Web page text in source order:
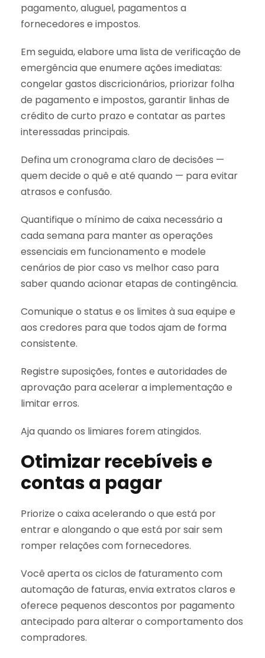
pagamento, aluguel, pagamentos a
fornecedores e impostos.
Em seguida, elabore uma lista de verificação de
emergência que enumere ações imediatas:
congelar gastos discricionários, priorizar folha
de pagamento e impostos, garantir linhas de
crédito de curto prazo e contatar as partes
interessadas principais.
Defina um cronograma claro de decisões —
quem decide o quê e até quando — para evitar
atrasos e confusão.
Quantifique o mínimo de caixa necessário a
cada semana para manter as operações
essenciais em funcionamento e modele
cenários de pior caso vs melhor caso para
saber quando acionar etapas de contingência.
Comunique o status e os limites à sua equipe e
aos credores para que todos ajam de forma
consistente.
Registre suposições, fontes e autoridades de
aprovação para acelerar a implementação e
limitar erros.
Aja quando os limiares forem atingidos.
Otimizar recebíveis e
contas a pagar
Priorize o caixa acelerando o que está por
entrar e alongando o que está por sair sem
romper relações com fornecedores.
Você aperta os ciclos de faturamento com
automação de faturas, envia extratos claros e
oferece pequenos descontos por pagamento
antecipado para alterar o comportamento dos
compradores.